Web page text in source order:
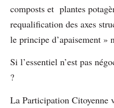
composts et plantes
requalification des axes
le principe d’apaisement »
Si l’essentiel n’est pas
?
La Participation Citoyenne